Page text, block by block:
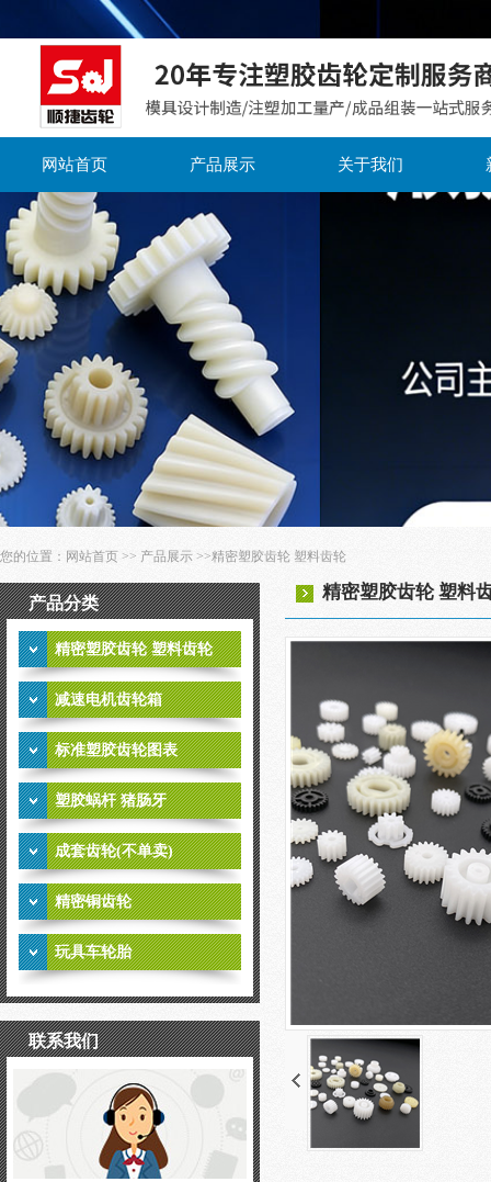
网站首页 产品展示 关于我们
您的位置： 网站首页 >> 产品展示 >>精密塑胶齿轮 塑料齿轮
产品分类
精密塑胶齿轮 塑料齿轮
减速电机齿轮箱
标准塑胶齿轮图表
塑胶蜗杆 猪肠牙
成套齿轮(不单卖)
精密铜齿轮
玩具车轮胎
联系我们
精密塑胶齿轮 塑料